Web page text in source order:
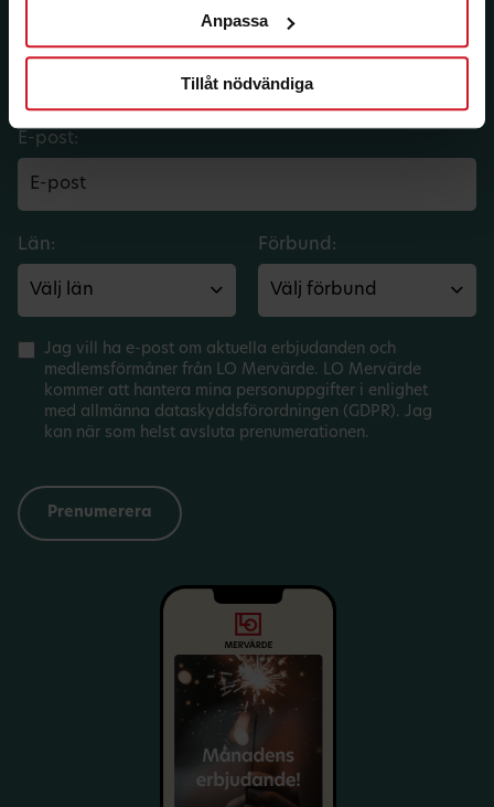
Anpassa
Tillåt nödvändiga
medlemsförmåner.
Få LO Mervärdes nyhetsbrev varje
månad till din inkorg.
E-post:
Län: Förbund:
Jag vill ha e-post om aktuella erbjudanden och
medlemsförmåner från LO Mervärde. LO Mervärde
kommer att hantera mina personuppgifter i enlighet
med allmänna dataskyddsförordningen (GDPR). Jag
kan när som helst avsluta prenumerationen.